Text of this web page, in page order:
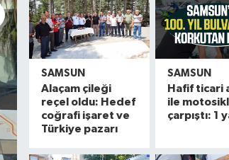
SAMSUN
Alaçam çileği
reçel oldu: Hedef
coğrafi işaret ve
Türkiye pazarı
SAMSUN
Hafif ticari
ile
çarpıştı: 1